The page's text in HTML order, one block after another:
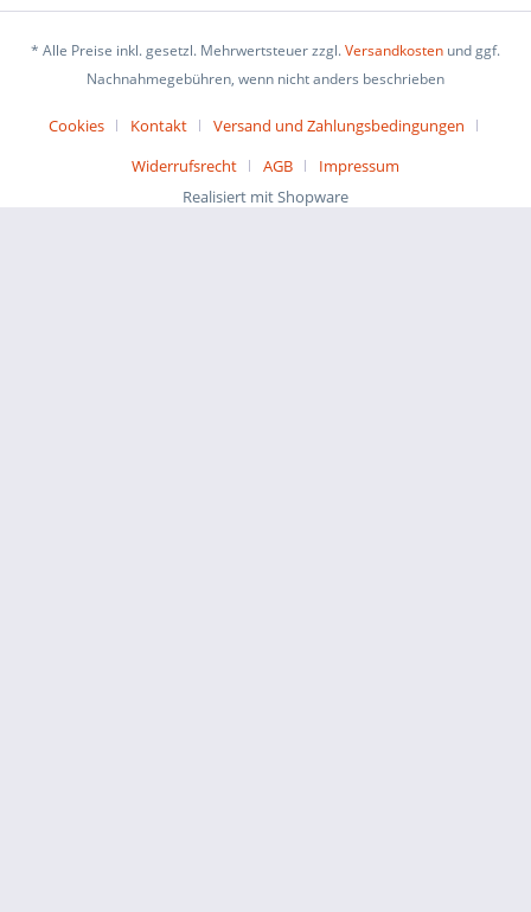
* Alle Preise inkl. gesetzl. Mehrwertsteuer zzgl.Versandkosten und ggf.
Nachnahmegebühren, wenn nicht anders beschrieben
Cookies Kontakt
Versand und Zahlungsbedingungen
Widerrufsrecht
AGB
Impressum
Realisiert mit Shopware